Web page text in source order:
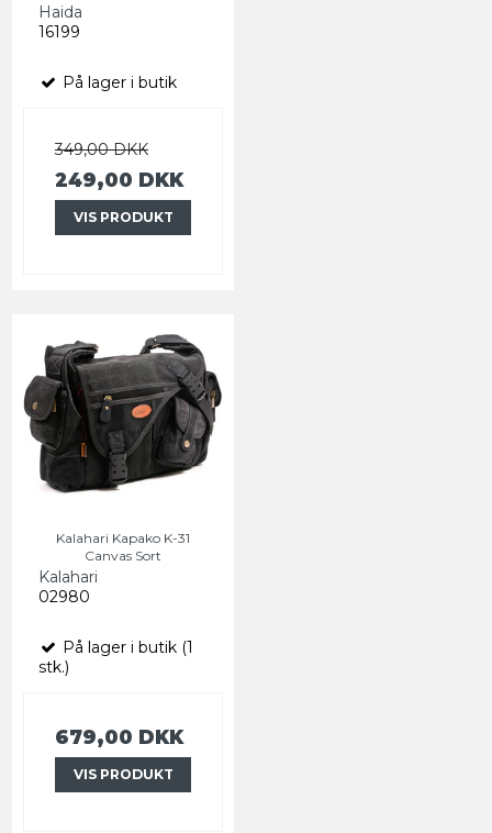
Haida
16199
På lager i butik
349,00 DKK
249,00 DKK
VIS PRODUKT
Kalahari Kapako K-31
Canvas Sort
Kalahari
02980
På lager i butik (1
stk.)
679,00 DKK
VIS PRODUKT